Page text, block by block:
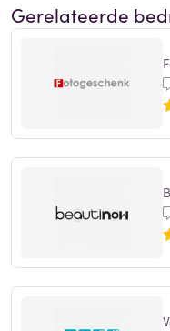
Gerelateerde